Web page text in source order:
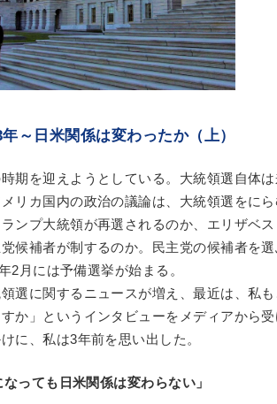
～日米関係は変わったか（上）
期を迎えようとしている。大統領選自体
リカ国内の政治の議論は、大統領選をに
ンプ大統領が再選されるのか、エリザベ
候補者が制するのか。民主党の候補者を
2月には予備選挙が始まる。
選に関するニュースが増え、最近は、私
か」というインタビューをメディアから受
に、私は3年前を思い出した。
っても日米関係は変わらない」